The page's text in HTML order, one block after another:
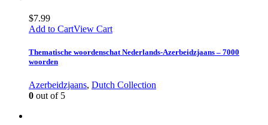
$7.99
Add to CartView Cart
Thematische woordenschat Nederlands-Azerbeidzjaans – 7000
woorden
Azerbeidzjaans, Dutch Collection
0 out of 5